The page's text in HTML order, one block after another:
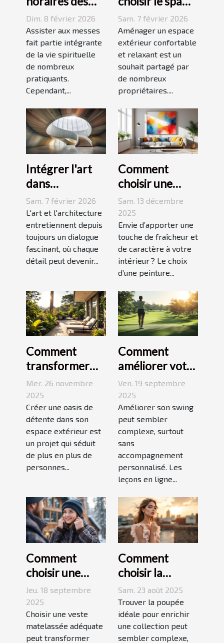
messes
facilitent la vie
des pratiquants
?
Dim. 8 février 2026
Assister aux messes
fait partie intégrante
de la vie spirituelle
de nombreux
pratiquants.
Cependant,...
idéal pour
votre espace
extérieur ?
Sam. 7 février 2026
Aménager un espace
extérieur confortable
et relaxant est un
souhait partagé par
de nombreux
propriétaires....
Intégrer l'art
dans
l'architecture :
escaliers
comme moyen
d'expression
Sam. 7 février 2026
L'art et l'architecture
entretiennent depuis
toujours un dialogue
fascinant, où chaque
détail peut devenir...
Comment
choisir une
peinture
moderne pour
dynamiser
votre espace ?
Sam. 13 décembre
2025
Envie d’apporter une
touche de fraîcheur et
de caractère à votre
intérieur ? Le choix
d’une peinture...
Comment
transformer
votre espace
extérieur en
oasis de
détente ?
Mer. 26 novembre
2025
Créer une oasis de
détente dans son
espace extérieur est
un projet qui séduit
de plus en plus de
personnes...
Comment
améliorer votre
swing avec des
leçons en ligne
Ven. 19 septembre
2025
Améliorer son swing
peut sembler
complexe, surtout
sans
accompagnement
personnalisé. Les
leçons en ligne...
Comment
choisir une
veste
matelassée
adaptée à votre
style de vie ?
Jeu. 18 septembre
2025
Choisir une veste
matelassée adéquate
peut transformer
Comment
choisir la
poupée
parfaite pour
votre collection
unique ?
Sam. 23 août 2025
Trouver la poupée
idéale pour enrichir
une collection peut
sembler complexe,